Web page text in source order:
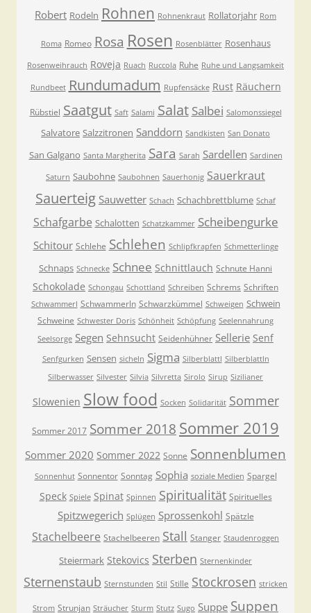
Robert Rodeln Rohnen Rohnenkraut Rollatorjahr Rom
Roma Romeo Rosa Rosen Rosenblätter Rosenhaus
Rosenweihrauch Roveja Ruach Ruccola Ruhe Ruhe und Langsamkeit
Rundbeet Rundumadum Rupfensäcke Rust Räuchern
Rübstiel Saatgut Saft Salami Salat Salbei Salomonssiegel
Salvatore Salzzitronen Sanddorn Sandkisten San Donato
San Galgano Santa Margherita Sara Sarah Sardellen Sardinen
Saturn Saubohne Saubohnen Sauerhonig Sauerkraut
Sauerteig Sauwetter Schach Schachbrettblume Schaf
Schafgarbe Schalotten Schatzkammer Scheibengurke
Schitour Schlehe Schlehen Schlipfkrapfen Schmetterlinge
Schnaps Schnecke Schnee Schnittlauch Schnute Hanni
Schokolade Schongau Schottland Schreiben Schrems Schriften
Schwammerl Schwammerln Schwarzkümmel Schweigen Schwein
Schweine Schwester Doris Schönheit Schöpfung Seelennahrung
Seelsorge Segen Sehnsucht Seidenhühner Sellerie Senf
Senfgurken Sensen sicheln Sigma Silberblattl Silberblattln
Silberwasser Silvester Silvia Silvretta Sirolo Sirup Sizilianer
Slowenien Slow food Socken Solidarität Sommer
Sommer 2017 Sommer 2018 Sommer 2019
Sommer 2020 Sommer 2022 Sonne Sonnenblumen
Sonnenhut Sonnentor Sonntag Sophia soziale Medien Spargel
Speck Spiele Spinat Spinnen Spiritualität Spirituelles
Spitzwegerich Splügen Sprossenkohl Spätzle
Stachelbeere Stachelbeeren Stall Stanger Staudenroggen
Steiermark Stekovics Sterben Sternenkinder
Sternenstaub Sternstunden Stil Stille Stockrosen stricken
Strom Strunjan Sträucher Sturm Stutz Sugo Suppe Suppen